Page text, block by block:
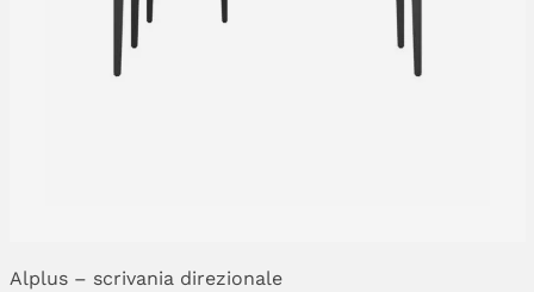
Alplus – scrivania direzionale